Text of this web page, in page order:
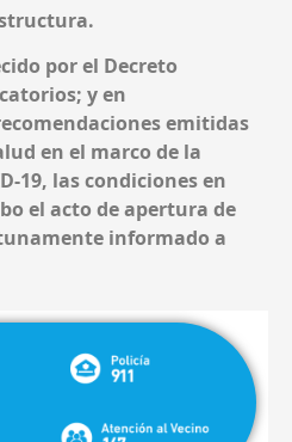
por el Decreto
y en
emitidas
en el marco de la
19, las condiciones en
el acto de apertura de
informado a